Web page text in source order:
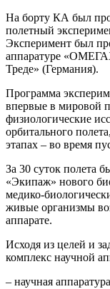
На борту КА был
полетный
Эксперимент был
аппаратуре
Треде» (Германия).
Программа
впервые в мировой
физиологические
орбитального
этапах – во время
За 30 суток полета
«Экипаж» нового
медико-
живые организмы
аппарате.
Исходя из целей и
комплекс научной
– научная